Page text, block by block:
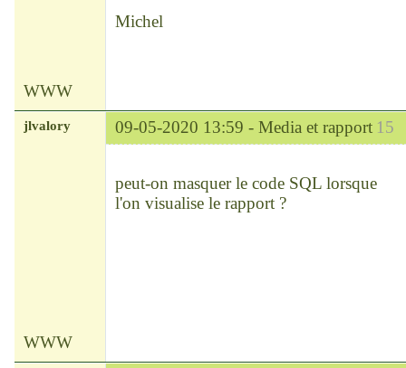
Michel
WWW
15
jlvalory 09-05-2020 13:59 - Media et rapport
peut-on masquer le code SQL lorsque
l'on visualise le rapport ?
WWW